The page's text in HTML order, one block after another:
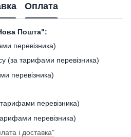
Оплата
Пошта":
перевізника)
(за тарифами перевізника)
перевізника)
перевізника)
перевізника)
і доставка"